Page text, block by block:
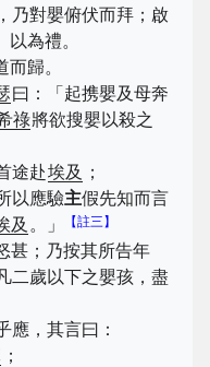
，乃對嬰俯伏而拜；啟
為禮。
歸。
曰：「起携嬰及母奔
祿將欲搜嬰以殺之
途赴埃及 ；
以應驗主假先知而言
及 。」 【註三】
甚；乃按其所告年
二歲以下之嬰孩，盡
應，其言曰：
；